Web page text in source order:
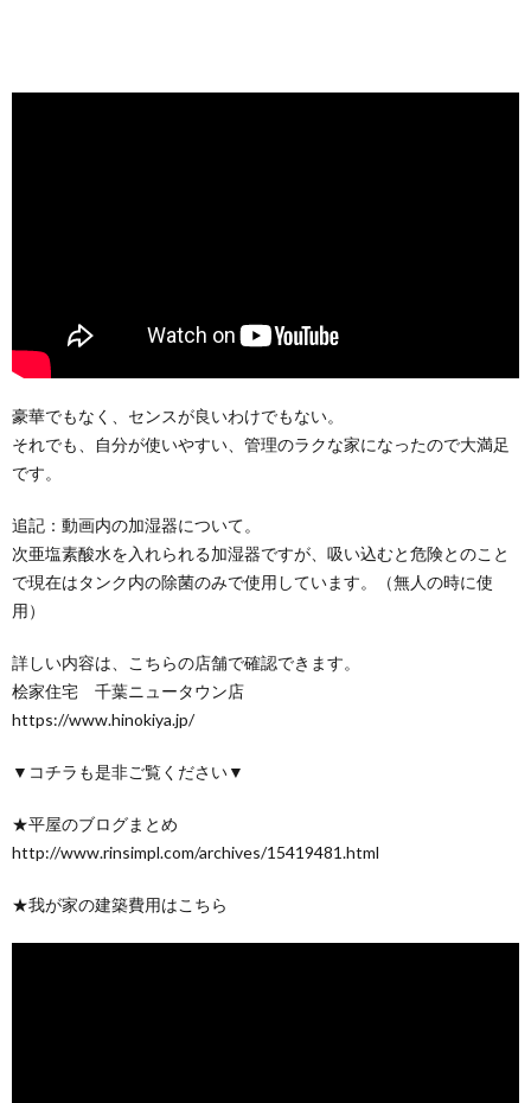
豪華でもなく、センスが良いわけでもない。
それでも、自分が使いやすい、管理のラクな家になったので大満足
です。
追記：動画内の加湿器について。
次亜塩素酸水を入れられる加湿器ですが、吸い込むと危険とのこと
で現在はタンク内の除菌のみで使用しています。（無人の時に使
用）
詳しい内容は、こちらの店舗で確認できます。
桧家住宅 千葉ニュータウン店
https://www.hinokiya.jp/
▼コチラも是非ご覧ください▼
★平屋のブログまとめ
http://www.rinsimpl.com/archives/15419481.html
★我が家の建築費用はこちら